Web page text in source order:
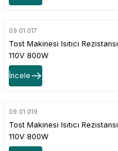
09.01.017
Tost Makinesi Isıtıcı Rezistansı
110V 800W
İncele
09.01.019
Tost Makinesi Isıtıcı Rezistansı
110V 800W